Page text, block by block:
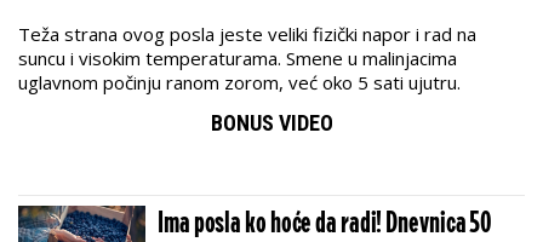
Teža strana ovog posla jeste veliki fizički napor i rad na
suncu i visokim temperaturama. Smene u malinjacima
uglavnom počinju ranom zorom, već oko 5 sati ujutru.
BONUS VIDEO
Ima posla ko hoće da radi! Dnevnica 50